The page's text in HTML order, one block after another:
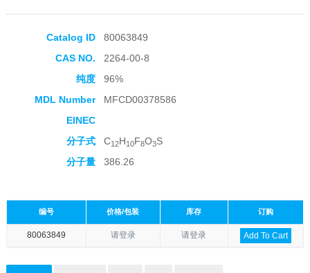
Catalog ID
80063849
CAS NO.
2264-00-8
纯度
96%
MDL Number
MFCD00378586
EINEC
分子式
C12H10F8O3S
分子量
386.26
编号 价格/包装 库存 订购
80063849 请登录 请登录 Add To Cart